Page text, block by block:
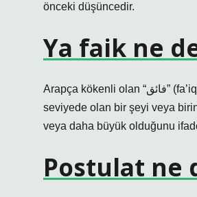
önceki düşüncedir.
Ya faik ne
Arapça kökenli olan “فائق” (fa’iq) kelimesinden türemiştir. Anlamı: “Faik” kelimesi, üstün, üstün, aşkın veya daha yüksek
seviyede olan bir şeyi veya
veya daha büyük olduğunu
Postulat ne